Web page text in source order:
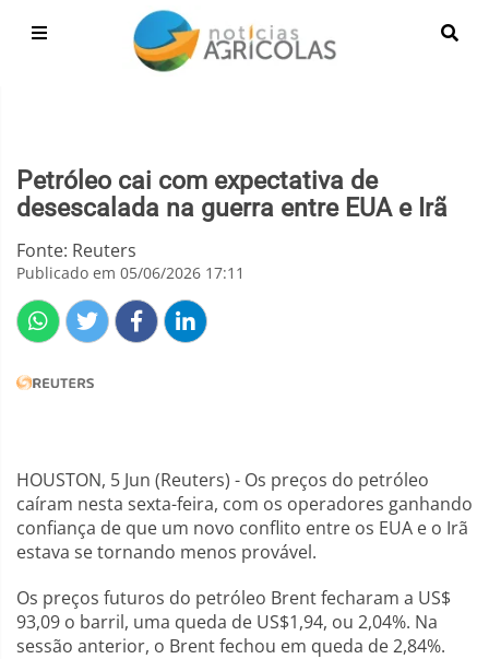
Petróleo cai com expectativa de
desescalada na guerra entre EUA e Irã
Fonte: Reuters
Publicado em 05/06/2026 17:11
HOUSTON, 5 Jun (Reuters) - Os preços do petróleo
caíram nesta sexta-feira, com os operadores ganhando
confiança de que um novo conflito entre os EUA e o Irã
estava se tornando menos provável.
Os preços futuros do petróleo Brent fecharam a US$
93,09 o barril, uma queda de US$1,94, ou 2,04%. Na
sessão anterior, o Brent fechou em queda de 2,84%.